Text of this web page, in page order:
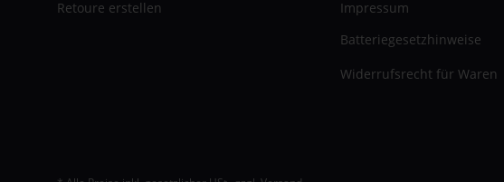
Retoure erstellen
Impressum
Batteriegesetzhinweise
Widerrufsrecht für Waren